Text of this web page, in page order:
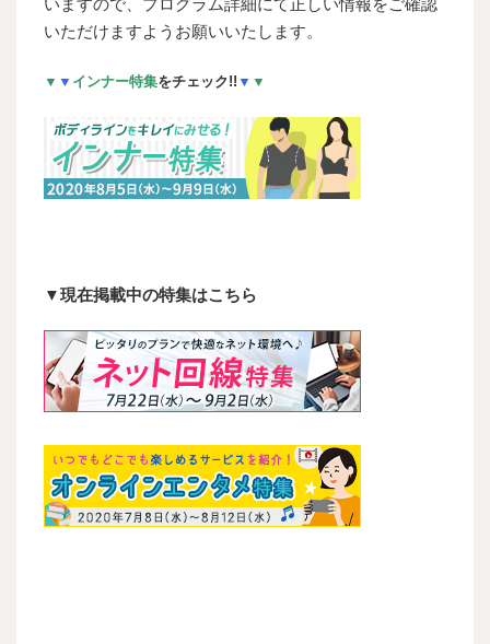
いますので、プログラム詳細にて正しい情報をご確認
いただけますようお願いいたします。
▼ ▼ インナー特集をチェック!! ▼ ▼
▼現在掲載中の特集はこちら